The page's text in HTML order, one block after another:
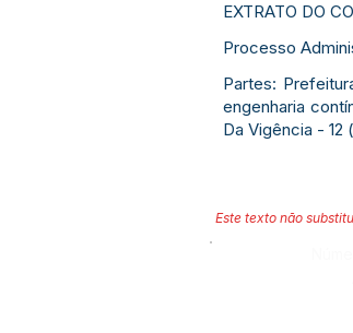
EXTRATO DO
Processo
Partes:
engenharia
Da Vigência - 12
Este texto não